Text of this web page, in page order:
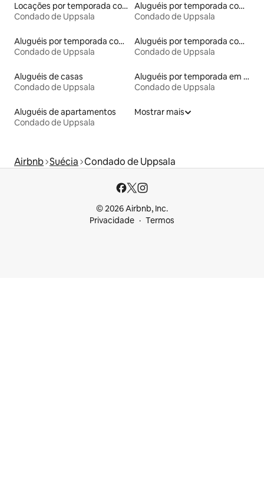
Locações por temporada com piscina
Condado de Uppsala
Aluguéis por temporada com banheira de hidromassagem
Condado de Uppsala
Aluguéis por temporada com caiaque
Condado de Uppsala
Aluguéis por temporada com suítes privativas
Condado de Uppsala
Aluguéis de casas
Condado de Uppsala
Aluguéis por temporada em hotéis-fazenda
Condado de Uppsala
Aluguéis de apartamentos
Condado de Uppsala
Mostrar mais
Airbnb Suécia Condado de Uppsala
© 2026 Airbnb, Inc.
Privacidade
Termos